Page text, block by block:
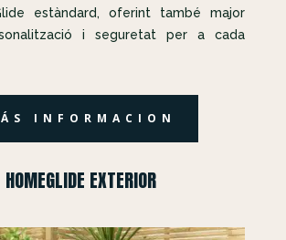
estàndard, oferint també major
i seguretat per a cada
INFORMACION
HOMEGLIDE EXTERIOR